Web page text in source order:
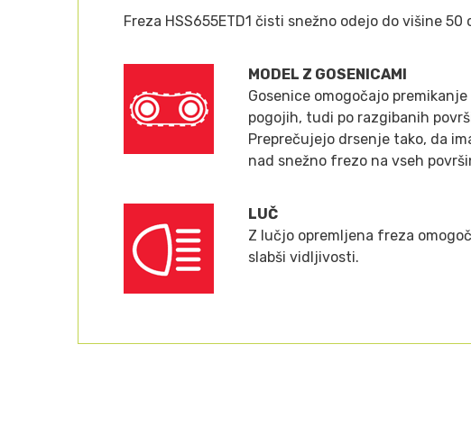
Freza HSS655ETD1 čisti snežno odejo do višine
MODEL Z GOSENICAMI
Gosenice omogočajo
pogojih, tudi po razgibanih
Preprečujejo drsenje tako, da
nad snežno frezo na vseh
LUČ
Z lučjo opremljena freza
slabši vidljivosti.